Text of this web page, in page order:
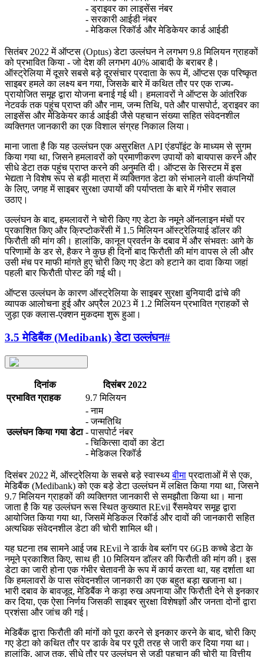
- ड्राइवर का लाइसेंस नंबर
- सरकारी आईडी नंबर
- मेडिकल रिकॉर्ड और मेडिकेयर कार्ड आईडी
सितंबर 2022 में ऑप्टस (Optus) डेटा उल्लंघन ने लगभग 9.8 मिलियन ग्राहकों
को प्रभावित किया - जो देश की लगभग 40% आबादी के बराबर है।
ऑस्ट्रेलिया में दूसरे सबसे बड़े दूरसंचार प्रदाता के रूप में, ऑप्टस एक परिष्कृत
साइबर हमले का लक्ष्य बन गया, जिसके बारे में कथित तौर पर एक राज्य-
प्रायोजित समूह द्वारा योजना बनाई गई थी। हमलावरों ने ऑप्टस के आंतरिक
नेटवर्क तक पहुंच प्राप्त की और नाम, जन्म तिथि, पते और पासपोर्ट, ड्राइवर का
लाइसेंस और मेडिकेयर कार्ड आईडी जैसे पहचान संख्या सहित संवेदनशील
व्यक्तिगत जानकारी का एक विशाल संग्रह निकाल लिया।
माना जाता है कि यह उल्लंघन एक असुरक्षित API एंडपॉइंट के माध्यम से सुगम
किया गया था, जिसने हमलावरों को प्रमाणीकरण उपायों को बायपास करने और
सीधे डेटा तक पहुंच प्राप्त करने की अनुमति दी। ऑप्टस के सिस्टम में इस
भेद्यता ने विशेष रूप से बड़ी मात्रा में व्यक्तिगत डेटा को संभालने वाली कंपनियों
के लिए, जगह में साइबर सुरक्षा उपायों की पर्याप्तता के बारे में गंभीर सवाल
उठाए।
उल्लंघन के बाद, हमलावरों ने चोरी किए गए डेटा के नमूने ऑनलाइन मंचों पर
प्रकाशित किए और क्रिप्टोकरेंसी में 1.5 मिलियन ऑस्ट्रेलियाई डॉलर की
फिरौती की मांग की। हालांकि, कानून प्रवर्तन के दबाव में और संभवतः आगे के
परिणामों के डर से, हैकर ने कुछ ही दिनों बाद फिरौती की मांग वापस ले ली और
उसी मंच पर माफी मांगते हुए चोरी किए गए डेटा को हटाने का दावा किया जहां
पहली बार फिरौती पोस्ट की गई थी।
ऑप्टस उल्लंघन के कारण ऑस्ट्रेलिया के साइबर सुरक्षा बुनियादी ढांचे की
व्यापक आलोचना हुई और अप्रैल 2023 में 1.2 मिलियन प्रभावित ग्राहकों से
जुड़ा एक क्लास-एक्शन मुकदमा शुरू हुआ।
3.5 मेडिबैंक (Medibank) डेटा उल्लंघन#
दिनांक
दिसंबर 2022
प्रभावित ग्राहक
9.7 मिलियन
उल्लंघन किया गया डेटा
- नाम
- जन्मतिथि
- पासपोर्ट नंबर
- चिकित्सा दावों का डेटा
- मेडिकल रिकॉर्ड
दिसंबर 2022 में, ऑस्ट्रेलिया के सबसे बड़े स्वास्थ्यबीमाप्रदाताओं में से एक,
मेडिबैंक (Medibank) को एक बड़े डेटा उल्लंघन में लक्षित किया गया था, जिसने
9.7 मिलियन ग्राहकों की व्यक्तिगत जानकारी से समझौता किया था। माना
जाता है कि यह उल्लंघन रूस स्थित कुख्यात REvil रैंसमवेयर समूह द्वारा
आयोजित किया गया था, जिसमें मेडिकल रिकॉर्ड और दावों की जानकारी सहित
अत्यधिक संवेदनशील डेटा की चोरी शामिल थी।
यह घटना तब सामने आई जब REvil ने डार्क वेब ब्लॉग पर 6GB कच्चे डेटा के
नमूने प्रकाशित किए, साथ ही 10 मिलियन डॉलर की फिरौती की मांग की। इस
डेटा का जारी होना एक गंभीर चेतावनी के रूप में कार्य करता था, यह दर्शाता था
कि हमलावरों के पास संवेदनशील जानकारी का एक बहुत बड़ा खजाना था।
भारी दबाव के बावजूद, मेडिबैंक ने कड़ा रुख अपनाया और फिरौती देने से इनकार
कर दिया, एक ऐसा निर्णय जिसकी साइबर सुरक्षा विशेषज्ञों और जनता दोनों द्वारा
प्रशंसा और जांच की गई।
मेडिबैंक द्वारा फिरौती की मांगों को पूरा करने से इनकार करने के बाद, चोरी किए
गए डेटा को कथित तौर पर डार्क वेब पर पूरी तरह से जारी कर दिया गया था।
हालांकि, आज तक, सीधे तौर पर उल्लंघन से जुड़ी पहचान की चोरी या वित्तीय